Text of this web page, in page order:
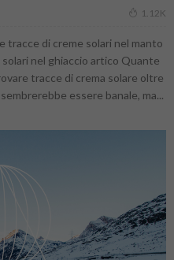
1.12K
tracce di creme solari nel manto
nel ghiaccio artico Quante
tracce di crema solare oltre
essere banale, ma...